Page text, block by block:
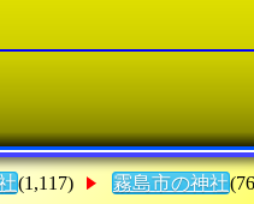
(1,117) 霧島市の神社